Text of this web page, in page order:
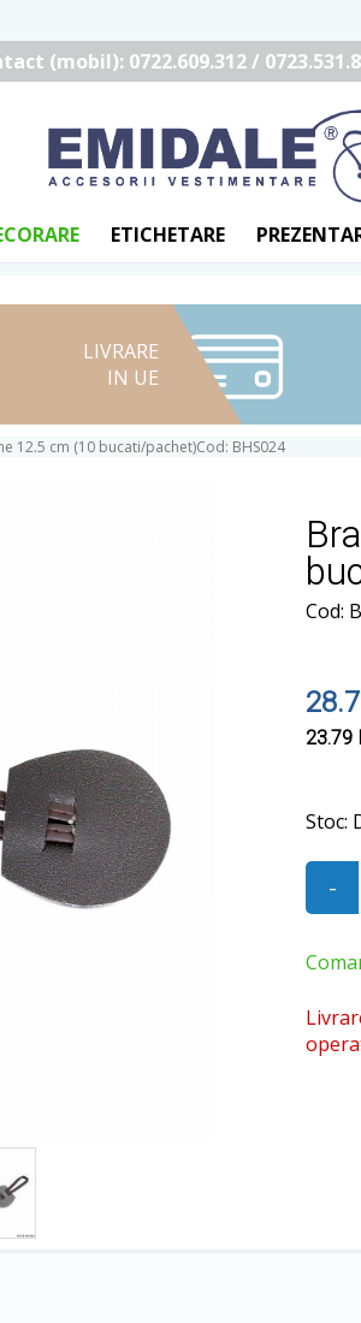
(mobil): 0722.609.312 /
ETICHETARE
LIVRARE
IN UE
12.5 cm (10 bucati/pachet)Cod: BHS024
Cod:
23.79
Stoc:
-